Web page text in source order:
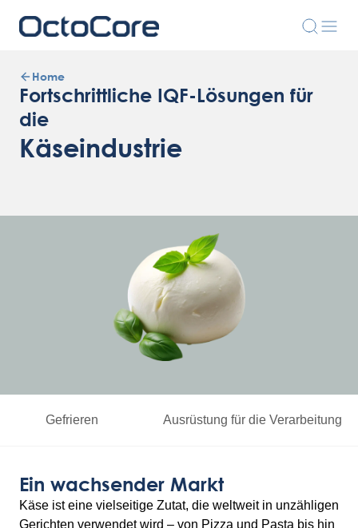
Home
Fortschrittliche IQF-Lösungen für
die
Käseindustrie
Gefrieren Ausrüstung für die Verarbeitung
Ein wachsender Markt
Käse ist eine vielseitige Zutat, die weltweit in unzähligen
Gerichten verwendet wird – von Pizza und Pasta bis hin